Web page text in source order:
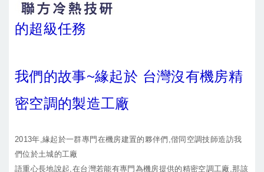
的超級任務
我們的故事~緣起於 台灣沒有機房精
密空調的製造工廠
2013年,緣起於一群專門在機房建置的夥伴們,偕同空調技師造訪我
們位於土城的工廠
語重心長地說起,在台灣若能有專門為機房提供的精密空調工廠,那該